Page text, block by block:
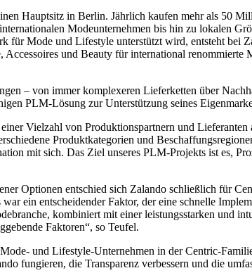
Hauptsitz in Berlin. Jährlich kaufen mehr als 50
Modeunternehmen bis hin zu lokalen
für Mode und Lifestyle unterstützt wird, entsteht bei
Accessoires und Beauty für international
– von immer komplexeren Lieferketten über
PLM-Lösung zur Unterstützung seines
Vielzahl von Produktionspartnern und
Produktkategorien und
mit sich. Das Ziel unseres PLM-Projekts ist es,
Optionen entschied sich Zalando schließlich für
ein entscheidender Faktor, der eine schnelle
kombiniert mit einer leistungsstarken und
Faktoren“, so Teufel.
Mode- und Lifestyle-Unternehmen in der Centric-
fungieren, die Transparenz verbessern und die